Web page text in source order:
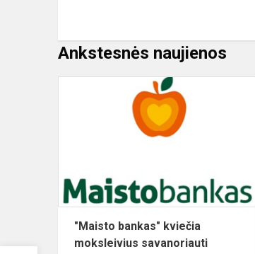
Ankstesnės naujienos
"Maisto bankas" kviečia
moksleivius savanoriauti